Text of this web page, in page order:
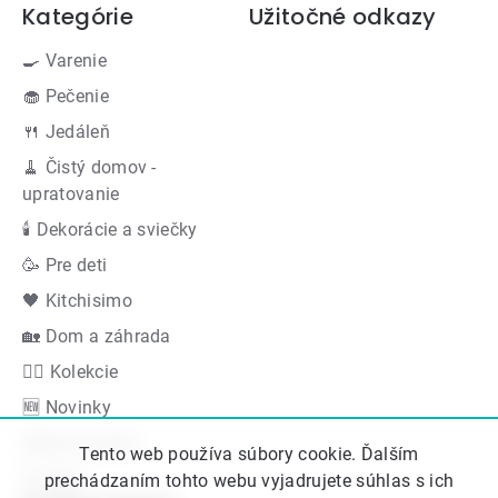
Tento web používa súbory cookie. Ďalším
prechádzaním tohto webu vyjadrujete súhlas s ich
Kategórie
🍳 Varenie
🧁 Pečenie
🍴 Jedáleň
🧹 Čistý domov -
upratovanie
🕯 Dekorácie a sviečky
🥳 Pre deti
🖤 Kitchisimo
🏡 Dom a záhrada
👍🏻 Kolekcie
🆕 Novinky
Akčná ponuka
Značky
Užitočné odkazy